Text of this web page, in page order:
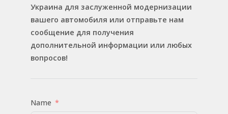
Украина для заслуженной модернизации
вашего автомобиля или отправьте нам
сообщение для получения
дополнительной информации или любых
вопросов!
Name